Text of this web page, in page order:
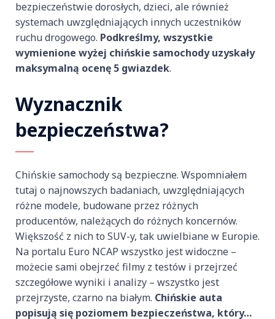
bezpieczeństwie dorosłych, dzieci, ale również
systemach uwzględniających innych uczestników
ruchu drogowego. Podkreślmy, wszystkie
wymienione wyżej chińskie samochody uzyskały
maksymalną ocenę 5 gwiazdek.
Wyznacznik
bezpieczeństwa?
Chińskie samochody są bezpieczne. Wspomniałem
tutaj o najnowszych badaniach, uwzględniających
różne modele, budowane przez różnych
producentów, należących do różnych koncernów.
Większość z nich to SUV-y, tak uwielbiane w Europie.
Na portalu Euro NCAP wszystko jest widoczne –
możecie sami obejrzeć filmy z testów i przejrzeć
szczegółowe wyniki i analizy – wszystko jest
przejrzyste, czarno na białym. Chińskie auta
popisują się poziomem bezpieczeństwa, który…